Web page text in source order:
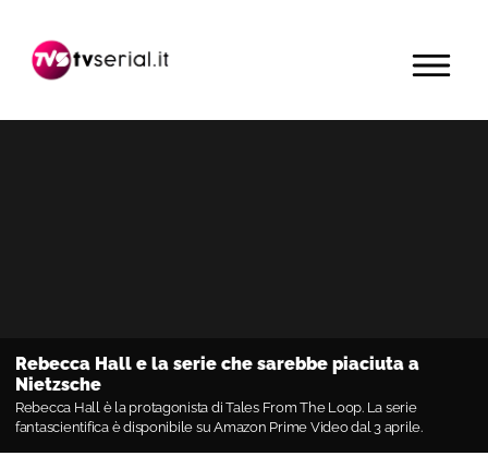
navigazione
contenuto
barra
primaria
MENU
Rebecca Hall e la serie che sarebbe piaciuta a
Nietzsche
Rebecca Hall è la protagonista di Tales From The Loop. La serie
fantascientifica è disponibile su Amazon Prime Video dal 3 aprile.